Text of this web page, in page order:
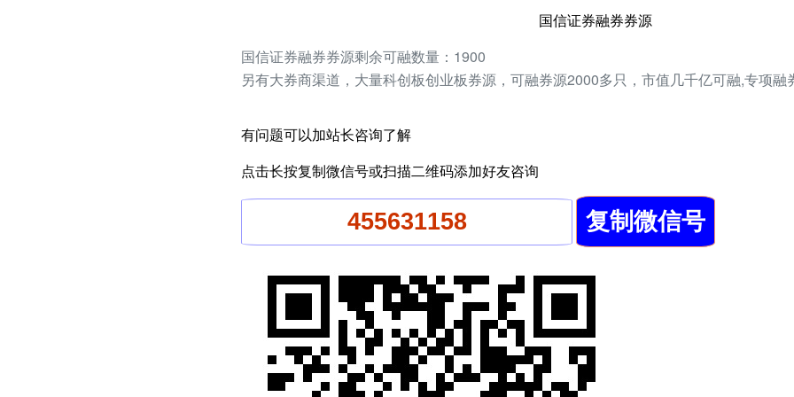
国信证券融券券源
国信证券融券券源剩余可融数量：1900
另有大券商渠道，大量科创板创业板券源，可融券源2000多只，市值几千亿可融,专项融
有问题可以加站长咨询了解
点击长按复制微信号或扫描二维码添加好友咨询